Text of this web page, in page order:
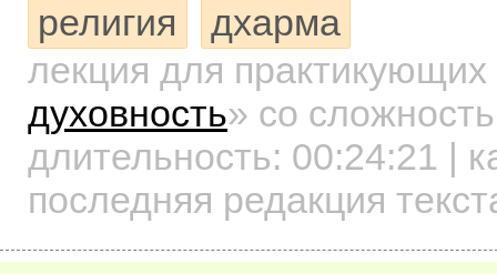
религия
дхарма
лекция для практикующих
духовность» со
длительность: 00:24:21 |
последняя редакция